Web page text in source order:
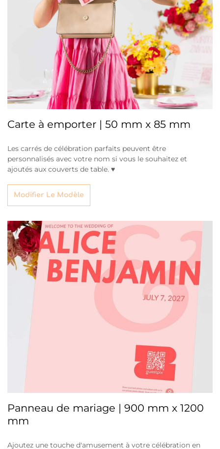
Carte à emporter | 50 mm x 85 mm
Les carrés de célébration parfaits peuvent être
personnalisés avec votre nom si vous le souhaitez et
ajoutés aux couverts de table. ♥
Modifier Le Modèle
Panneau de mariage | 900 mm x 1200
mm
Ajoutez une touche d'amusement à votre célébration en